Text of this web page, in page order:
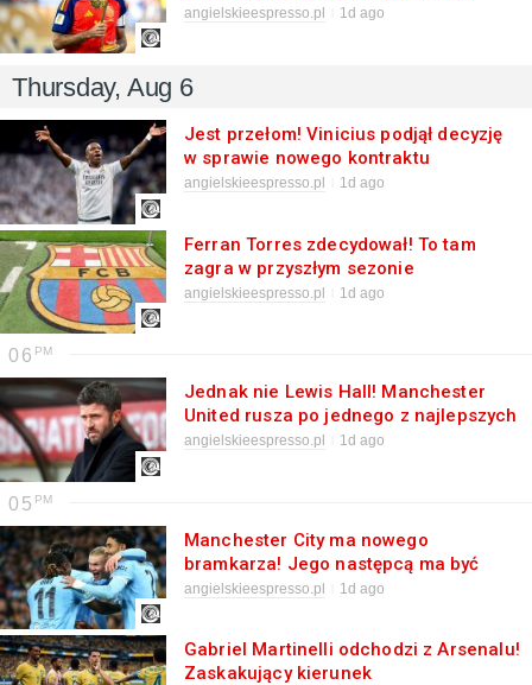
angielskieespresso.pl 1d ago
Thursday, Aug 6
Jest przełom! Vinicius podjął decyzję
w sprawie nowego kontraktu
angielskieespresso.pl 1d ago
Ferran Torres zdecydował! To tam
zagra w przyszłym sezonie
angielskieespresso.pl 1d ago
06
Jednak nie Lewis Hall! Manchester
United rusza po jednego z najlepszych
obrońców Premier League
angielskieespresso.pl 1d ago
05
Manchester City ma nowego
bramkarza! Jego następcą ma być
Marcin Bułka!
angielskieespresso.pl 1d ago
Gabriel Martinelli odchodzi z Arsenalu!
Zaskakujący kierunek